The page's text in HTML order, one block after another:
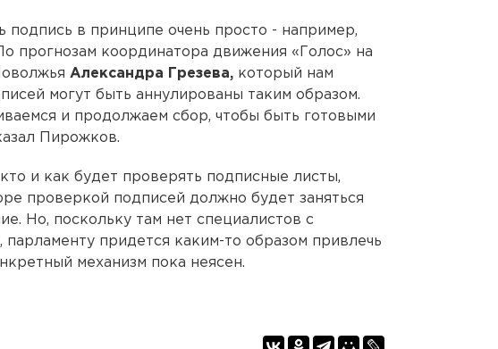
подпись в принципе очень просто - например,
прогнозам координатора движения «Голос» на
Александра Грезева, который нам
могут быть аннулированы таким образом.
и продолжаем сбор, чтобы быть готовыми
Пирожков.
и как будет проверять подписные листы,
проверкой подписей должно будет заняться
Но, поскольку там нет специалистов с
придется каким-то образом привлечь
механизм пока неясен.